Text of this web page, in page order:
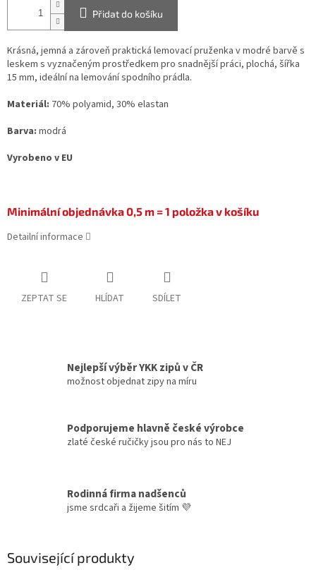
Přidat do košíku
Krásná, jemná a zároveň praktická lemovací pruženka v modré barvě s
leskem s vyznačeným prostředkem pro snadnější práci, plochá, šířka
15 mm, ideální na lemování spodního prádla.
Materiál: 70% polyamid, 30% elastan
Barva: modrá
Vyrobeno v EU
Minimální objednávka 0,5 m = 1 položka v košíku
Detailní informace
ZEPTAT SE HLÍDAT SDÍLET
Nejlepší výběr YKK zipů v ČR
možnost objednat zipy na míru
Podporujeme hlavně české výrobce
zlaté české ručičky jsou pro nás to NEJ
Rodinná firma nadšenců
jsme srdcaři a žijeme šitím 💜
Související produkty